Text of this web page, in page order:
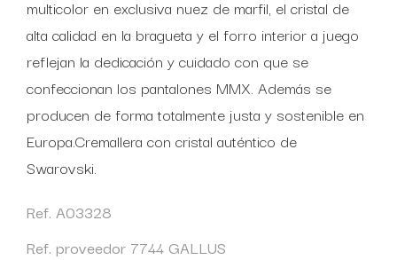
multicolor en exclusiva nuez de marfil, el cristal de
alta calidad en la bragueta y el forro interior a juego
reflejan la dedicación y cuidado con que se
confeccionan los pantalones MMX. Además se
producen de forma totalmente justa y sostenible en
Europa.Cremallera con cristal auténtico de
Swarovski.
Ref. A03328
Ref. proveedor 7744 GALLUS